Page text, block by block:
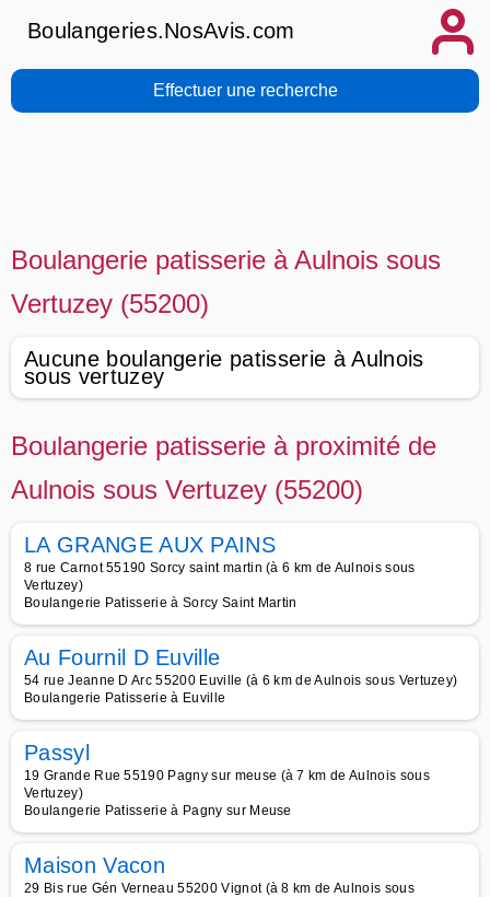
Boulangeries.NosAvis.com
Effectuer une recherche
Boulangerie patisserie à Aulnois sous
Vertuzey (55200)
Aucune boulangerie patisserie à Aulnois
sous vertuzey
Boulangerie patisserie à proximité de
Aulnois sous Vertuzey (55200)
LA GRANGE AUX PAINS
8 rue Carnot 55190 Sorcy saint martin (à 6 km de Aulnois sous
Vertuzey)
Boulangerie Patisserie à Sorcy Saint Martin
Au Fournil D Euville
54 rue Jeanne D Arc 55200 Euville (à 6 km de Aulnois sous Vertuzey)
Boulangerie Patisserie à Euville
Passyl
19 Grande Rue 55190 Pagny sur meuse (à 7 km de Aulnois sous
Vertuzey)
Boulangerie Patisserie à Pagny sur Meuse
Maison Vacon
29 Bis rue Gén Verneau 55200 Vignot (à 8 km de Aulnois sous